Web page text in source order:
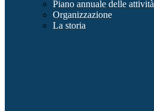
Piano annuale delle attività
Organizzazione
La storia